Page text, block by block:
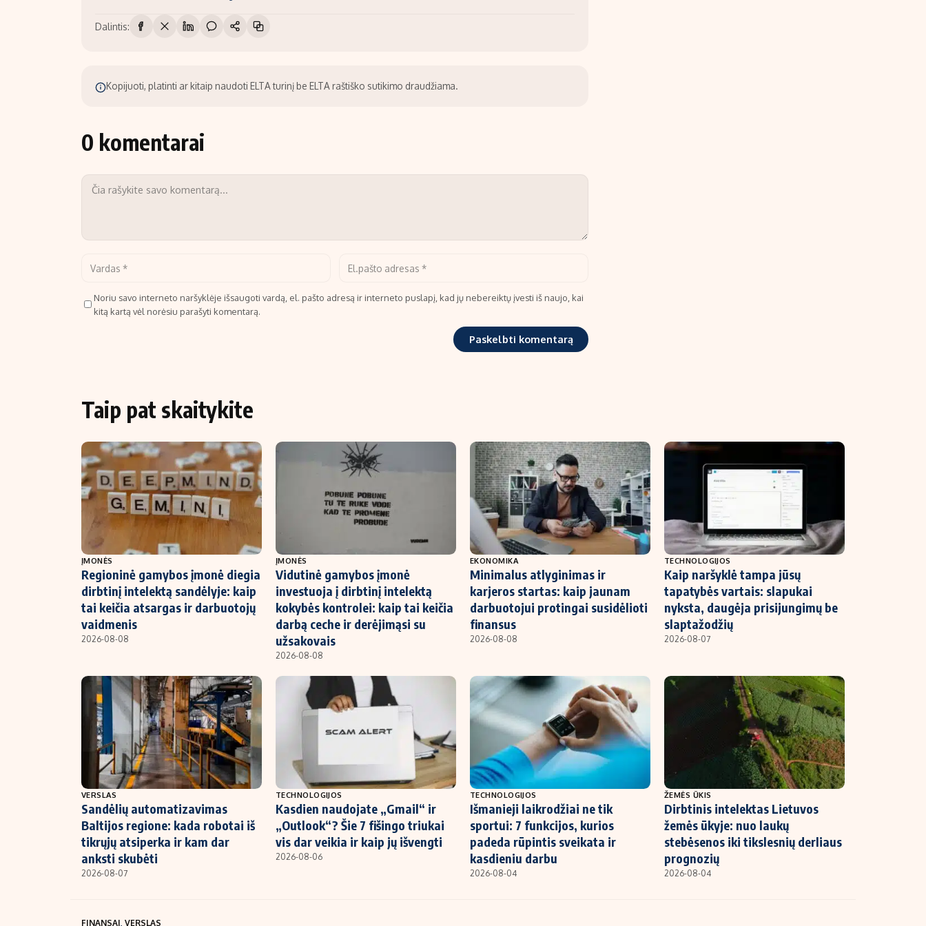
Dalintis:
Kopijuoti, platinti ar kitaip naudoti ELTA turinį be ELTA raštiško sutikimo draudžiama.
0 komentarai
Noriu savo interneto naršyklėje išsaugoti vardą, el. pašto adresą ir interneto puslapį, kad jų nebereiktų įvesti iš naujo, kai
kitą kartą vėl norėsiu parašyti komentarą.
Taip pat skaitykite
ĮMONĖS
Regioninė gamybos įmonė diegia
dirbtinį intelektą sandėlyje: kaip
tai keičia atsargas ir darbuotojų
vaidmenis
2026-08-08
ĮMONĖS
Vidutinė gamybos įmonė
investuoja į dirbtinį intelektą
kokybės kontrolei: kaip tai keičia
darbą ceche ir derėjimąsi su
užsakovais
2026-08-08
EKONOMIKA
Minimalus atlyginimas ir
karjeros startas: kaip jaunam
darbuotojui protingai susidėlioti
finansus
2026-08-08
TECHNOLOGIJOS
Kaip naršyklė tampa jūsų
tapatybės vartais: slapukai
nyksta, daugėja prisijungimų be
slaptažodžių
2026-08-07
VERSLAS
Sandėlių automatizavimas
Baltijos regione: kada robotai iš
tikrųjų atsiperka ir kam dar
anksti skubėti
2026-08-07
TECHNOLOGIJOS
Kasdien naudojate „Gmail“ ir
„Outlook“? Šie 7 fišingo triukai
vis dar veikia ir kaip jų išvengti
2026-08-06
TECHNOLOGIJOS
Išmanieji laikrodžiai ne tik
sportui: 7 funkcijos, kurios
padeda rūpintis sveikata ir
kasdieniu darbu
2026-08-04
ŽEMĖS ŪKIS
Dirbtinis intelektas Lietuvos
žemės ūkyje: nuo laukų
stebėsenos iki tikslesnių derliaus
prognozių
2026-08-04
FINANSAI VERSLAS